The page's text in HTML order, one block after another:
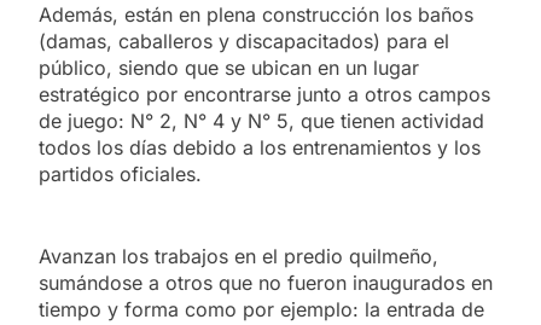
Además, están en plena construcción los baños
(damas, caballeros y discapacitados) para el
público, siendo que se ubican en un lugar
estratégico por encontrarse junto a otros campos
de juego: N° 2, N° 4 y N° 5, que tienen actividad
todos los días debido a los entrenamientos y los
partidos oficiales.
Avanzan los trabajos en el predio quilmeño,
sumándose a otros que no fueron inaugurados en
tiempo y forma como por ejemplo: la entrada de